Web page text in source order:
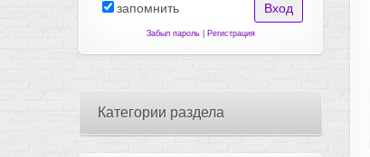
запомнить
Забыл пароль Регистрация
Категории раздела